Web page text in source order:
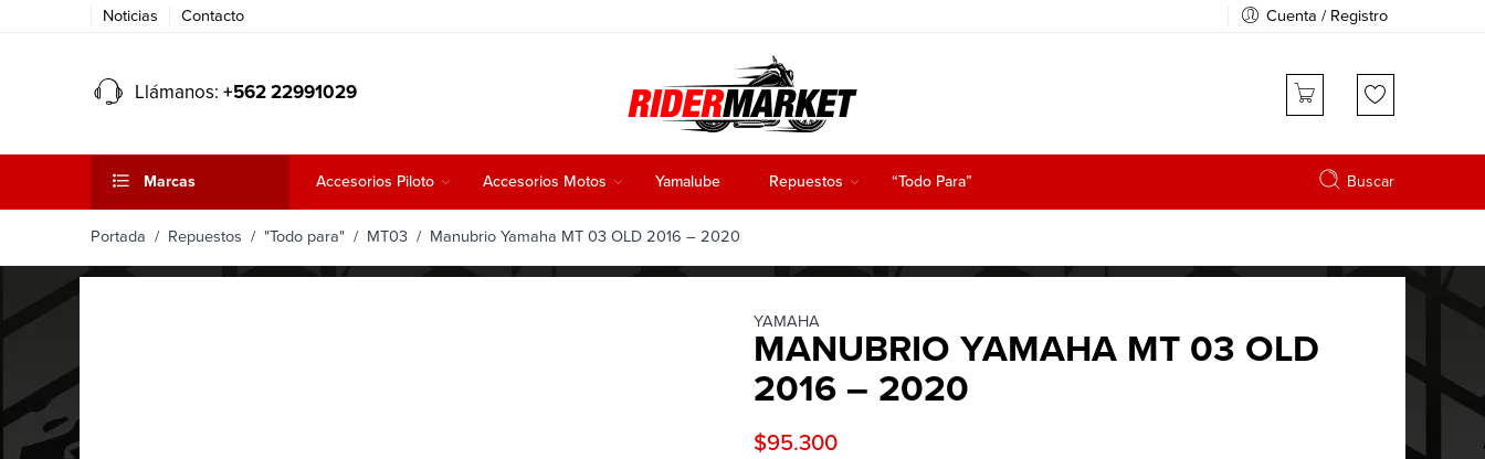
Noticias Contacto Cuenta / Registro
Llámanos: +562 22991029
Marcas Accesorios Piloto Accesorios Motos Yamalube Repuestos “Todo Para” Buscar
Portada / Repuestos / "Todo para" / MT03 / Manubrio Yamaha MT 03 OLD 2016 – 2020
YAMAHA
MANUBRIO YAMAHA MT 03 OLD
2016 – 2020
$95.300